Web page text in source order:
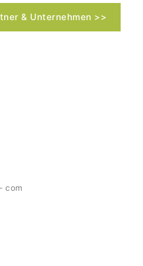
& Unternehmen >>
com